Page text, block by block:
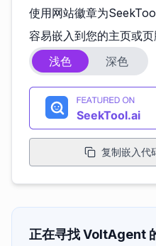
使用网站徽章为
容易嵌入到您的主页或页
浅色
深色
复制嵌入代
正在寻找 VoltAgent